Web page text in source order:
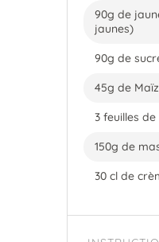
90g de
jaunes)
90g de
45g de
3 feuilles
150g de
30 cl de